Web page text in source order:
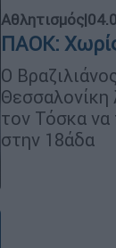
Αθλητισμός|
ΠΑΟΚ:
Ο
τον Τόσκα να
στην 18άδα